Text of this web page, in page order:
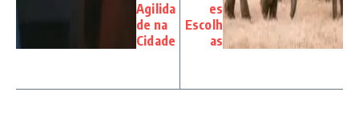
Agilida
de na
Cidade
es
Escolh
as